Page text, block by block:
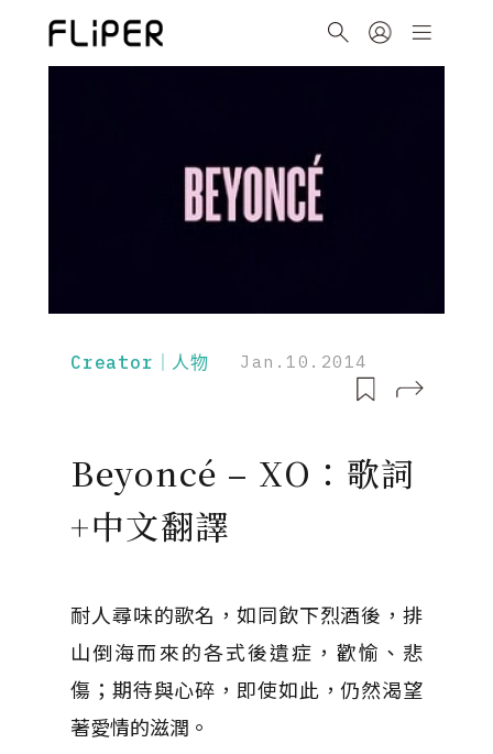
Creator｜人物 Jan.10.2014
Beyoncé – XO：歌詞
+中文翻譯
耐人尋味的歌名，如同飲下烈酒後，排
山倒海而來的各式後遺症，歡愉、悲
傷；期待與心碎，即使如此，仍然渴望
著愛情的滋潤。